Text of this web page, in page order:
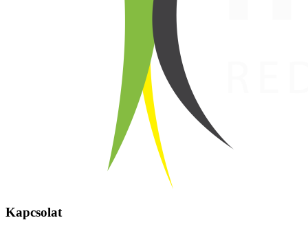
Kapcsolat